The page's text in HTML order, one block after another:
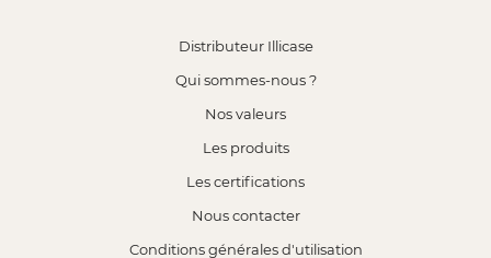
Distributeur Illicase
Qui sommes-nous ?
Nos valeurs
Les produits
Les certifications
Nous contacter
Conditions générales d'utilisation